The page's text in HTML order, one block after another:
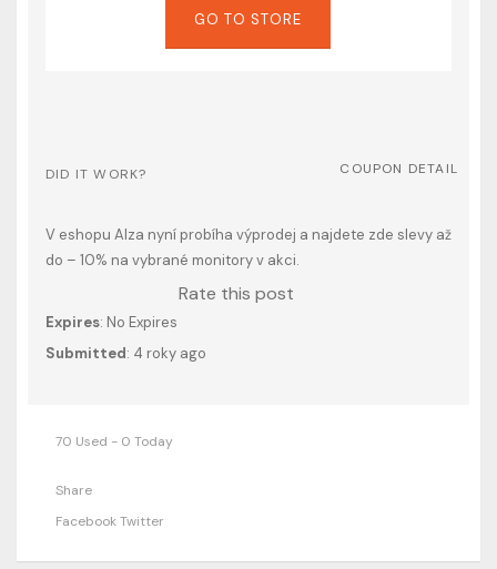
GO TO STORE
DID IT WORK? COUPON DETAIL
V eshopu Alza nyní probíha výprodej a najdete zde slevy až
do – 10% na vybrané monitory v akci.
Rate this post
Expires: No Expires
Submitted: 4 roky ago
70 Used - 0 Today
Share
FacebookTwitter